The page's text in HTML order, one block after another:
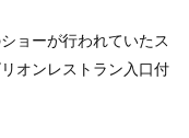
ョーが行われていたス
オンレストラン入口付